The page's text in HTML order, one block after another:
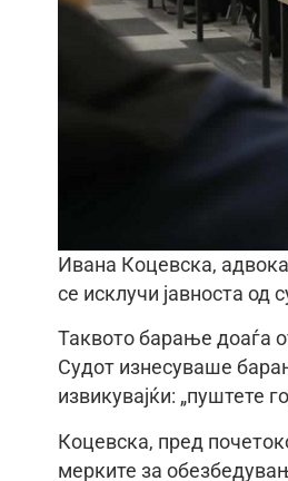
Ивана Коцевска,
се исклучи јавноста од
Таквото барање доаѓа
Судот изнесуваше
извикувајќи: „пуштете
Коцевска, пред
мерките за